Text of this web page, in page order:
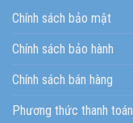
Chính sách bảo mật
Chính sách bảo hành
Chính sách bán hàng
Phương thức thanh toán